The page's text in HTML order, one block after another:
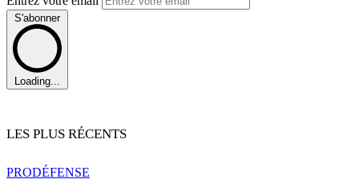
S'abonner
Loading...
LES PLUS RÉCENTS
PRODÉFENSE